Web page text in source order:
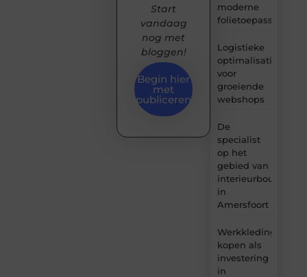
moderne
folietoepassingen
Logistieke
optimalisatie
voor
groeiende
webshops
De
specialist
op het
gebied van
interieurbouw
in
Amersfoort
Werkkleding
kopen als
investering
in
Start
vandaag
nog met
bloggen!
Begin hier
met
publiceren